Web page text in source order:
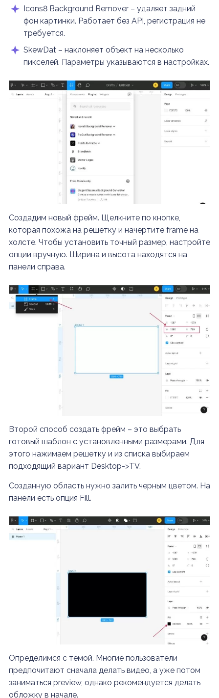
Icons8 Background Remover – удаляет задний
фон картинки. Работает без API, регистрация не
требуется.
SkewDat – наклоняет объект на несколько
пикселей. Параметры указываются в настройках.
Создадим новый фрейм. Щелкните по кнопке,
которая похожа на решетку и начертите frame на
холсте. Чтобы установить точный размер, настройте
опции вручную. Ширина и высота находятся на
панели справа.
Второй способ создать фрейм – это выбрать
готовый шаблон с установленными размерами. Для
этого нажимаем решетку и из списка выбираем
подходящий вариант Desktop->TV.
Созданную область нужно залить черным цветом. На
панели есть опция Fill.
Определимся с темой. Многие пользователи
предпочитают сначала делать видео, а уже потом
заниматься preview, однако рекомендуется делать
обложку в начале.